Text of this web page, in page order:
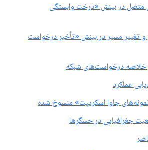
متصل در بینش «درخت وابستگی
تغییر مسیر در بینش «تأخیر درخواست
خلاصه درخواست‌های شبکه
عملکرد
جاوا اسکریپت» منسوخ شده
جغرافیایی در حسگرها